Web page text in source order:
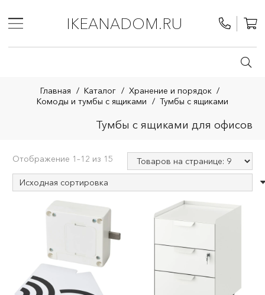
IKEANADOM.RU
Главная / Каталог / Хранение и порядок /
Комоды и тумбы с ящиками / Тумбы с ящиками
Тумбы с ящиками для офисов
Отображение 1–12 из 15